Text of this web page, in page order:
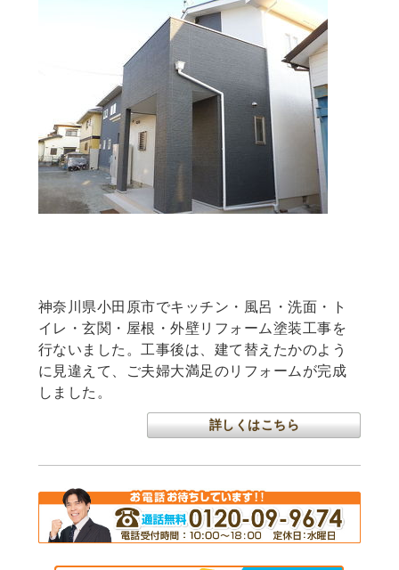
神奈川県小田原市でキッチン・風呂・洗面・ト
イレ・玄関・屋根・外壁リフォーム塗装工事を
行ないました。工事後は、建て替えたかのよう
に見違えて、ご夫婦大満足のリフォームが完成
しました。
詳しくはこちら